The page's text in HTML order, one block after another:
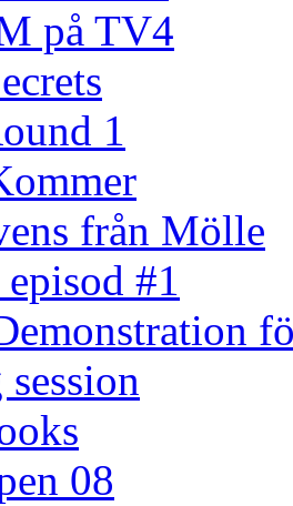
på TV4
1
från Mölle
#1
08